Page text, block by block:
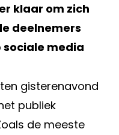
klaar om zich
deelnemers
media
gisterenavond
publiek
de meeste